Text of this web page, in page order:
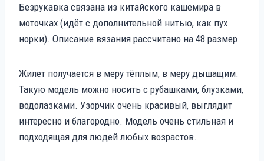
Безрукавка связана из китайского кашемира в
моточках (идёт с дополнительной нитью, как пух
норки). Описание вязания рассчитано на 48 размер.
Жилет получается в меру тёплым, в меру дышащим.
Такую модель можно носить с рубашками, блузками,
водолазками. Узорчик очень красивый, выглядит
интересно и благородно. Модель очень стильная и
подходящая для людей любых возрастов.